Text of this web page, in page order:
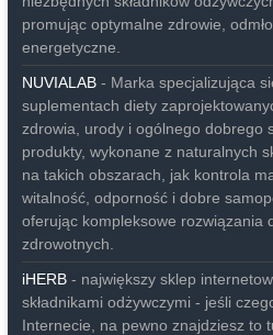
promując optymalne zdrowie,
energetyczne.
NUVIALAB- Marka specjalizująca
suplementach diety
zdrowia, urody i ogólnego dobrego
produkty, wykonane z naturalnych
na takich obszarach, jak kontrola
witalność, odporność i dobre
oferując kompleksowe rozwiązania
zdrowotnych.
iHERB- największy sklep
składnikami odżywczymi - jeśli
Internecie, na pewno znajdziesz to